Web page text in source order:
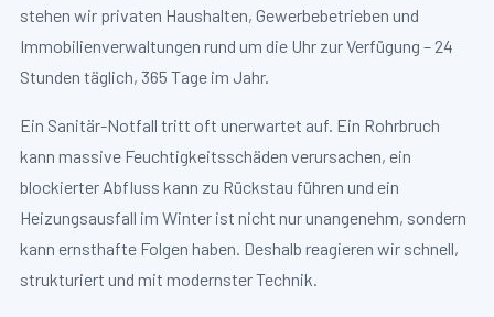
stehen wir privaten Haushalten, Gewerbebetrieben und
Immobilienverwaltungen rund um die Uhr zur Verfügung – 24
Stunden täglich, 365 Tage im Jahr.
Ein Sanitär-Notfall tritt oft unerwartet auf. Ein Rohrbruch
kann massive Feuchtigkeitsschäden verursachen, ein
blockierter Abfluss kann zu Rückstau führen und ein
Heizungsausfall im Winter ist nicht nur unangenehm, sondern
kann ernsthafte Folgen haben. Deshalb reagieren wir schnell,
strukturiert und mit modernster Technik.